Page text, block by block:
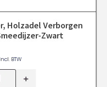
Holzadel Verborgen
Zwart
Incl. BTW
+